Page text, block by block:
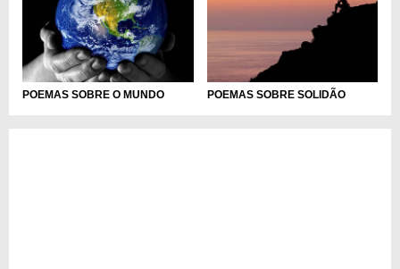
POEMAS SOBRE O MUNDO POEMAS SOBRE SOLIDÃO